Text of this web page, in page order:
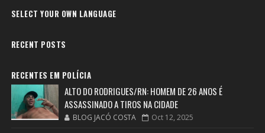
SELECT YOUR OWN LANGUAGE
RECENT POSTS
RECENTES EM POLÍCIA
ALTO DO RODRIGUES/RN: HOMEM DE 26 ANOS É
ASSASSINADO A TIROS NA CIDADE
BLOG JACÓ COSTA Oct 12, 2025